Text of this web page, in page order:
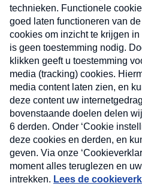
Nieuwsbrief
Neem hier een gratis
nieuwsbrief. Elke vrijdag-